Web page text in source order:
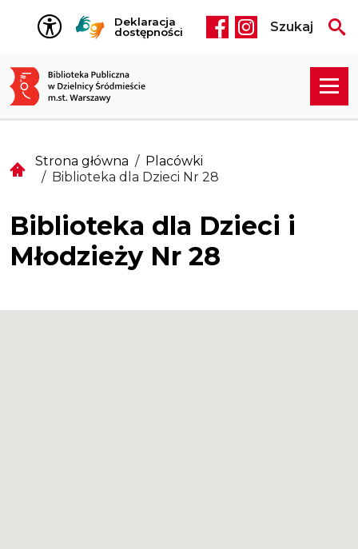
Przejdź do treści
Deklaracja
dostępności
Social media
Szukaj
Strona główna
Placówki
Biblioteka dla Dzieci Nr 28
Biblioteka dla Dzieci i
Młodzieży Nr 28